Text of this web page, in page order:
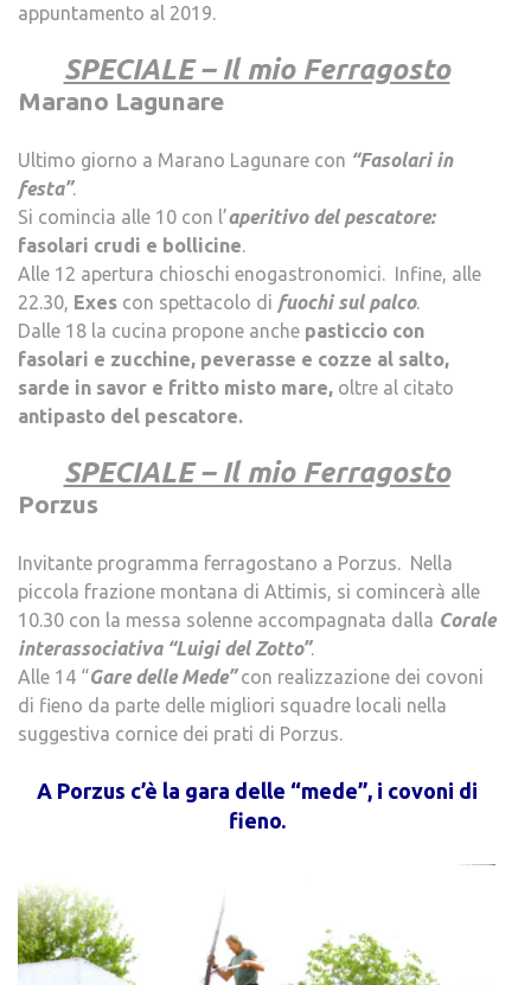
appuntamento al 2019.
SPECIALE – Il mio Ferragosto
Marano Lagunare
Ultimo giorno a Marano Lagunare con “Fasolari in
festa”.
Si comincia alle 10 con l’aperitivo del pescatore:
fasolari crudi e bollicine
Alle 12 apertura chioschi enogastronomici. Infine, alle
22.30, Exes con spettacolo di fuochi sul palco.
Dalle 18 la cucina propone anche pasticcio con
fasolari e zucchine, peverasse e cozze al salto,
sarde in savor e fritto misto mare, oltre al citato
antipasto del pescatore.
SPECIALE – Il mio Ferragosto
Porzus
Invitante programma ferragostano a Porzus. Nella
piccola frazione montana di Attimis, si comincerà alle
10.30 con la messa solenne accompagnata dalla Corale
interassociativa “Luigi del Zotto”.
Alle 14 “Gare delle Mede”con realizzazione dei covoni
di fieno da parte delle migliori squadre locali nella
suggestiva cornice dei prati di Porzus.
A Porzus c’è la gara delle “mede”, i covoni di
fieno.